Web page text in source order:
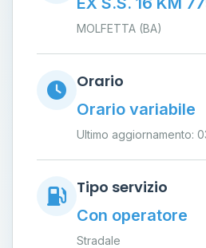
MOLFETTA (BA)
Orario
Orario variabile
Ultimo aggiornamento:
Tipo servizio
Con operatore
Stradale